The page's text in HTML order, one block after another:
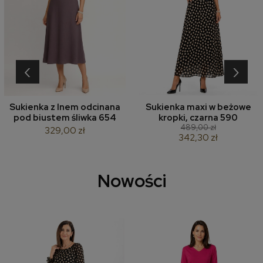
Sukienka z lnem odcinana
pod biustem śliwka 654
329,00 zł
Sukienka maxi w beżowe
kropki, czarna 590
489,00 zł
342,30 zł
‹ ›
Nowości